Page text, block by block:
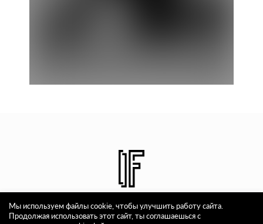
О бренде Мужское Женское Контакты
Мы используем файлы cookie, чтобы улучшить работу сайта.
Продолжая использовать этот сайт, ты соглашаешься с